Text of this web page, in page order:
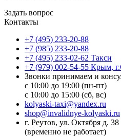
Задать вопрос
Контакты
+7 (495) 233-20-88
+7 (985) 233-20-88
+7 (495) 233-02-62 Такси
+7 (979) 002-54-55 Крым,
Звонки принимаем и
с 10:00 до 19:00 (пн-пт)
с 10:00 до 15:00 (сб, вс)
kolyaski-taxi@yandex.ru
shop@invalidnye-kolyaski.ru
г. Реутов, ул. Октября д. 38
(временно не работает)